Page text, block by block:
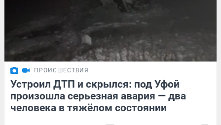
ПРОИСШЕСТВИЯ
Устроил ДТП и скрылся: под Уфой
произошла серьезная авария — два
человека в тяжёлом состоянии